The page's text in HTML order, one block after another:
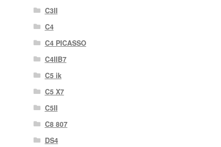
C3II
C4
C4 PICASSO
C4IIB7
C5 ik
C5 X7
C5II
C8 807
DS4